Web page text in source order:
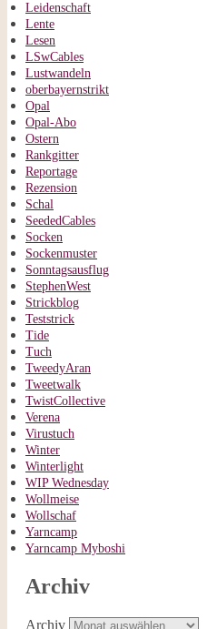
Leidenschaft
Lente
Lesen
LSwCables
Lustwandeln
oberbayernstrikt
Opal
Opal-Abo
Ostern
Rankgitter
Reportage
Rezension
Schal
SeededCables
Socken
Sockenmuster
Sonntagsausflug
StephenWest
Strickblog
Teststrick
Tide
Tuch
TweedyAran
Tweetwalk
TwistCollective
Verena
Virustuch
Winter
Winterlight
WIP Wednesday
Wollmeise
Wollschaf
Yarncamp
Yarncamp Myboshi
Archiv
Archiv